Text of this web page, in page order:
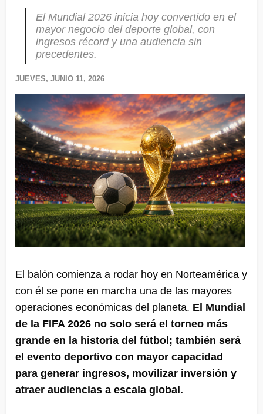
El Mundial 2026 inicia hoy convertido en el
mayor negocio del deporte global, con
ingresos récord y una audiencia sin
precedentes.
JUEVES, JUNIO 11, 2026
El balón comienza a rodar hoy en Norteamérica y
con él se pone en marcha una de las mayores
operaciones económicas del planeta. El Mundial
de la FIFA 2026 no solo será el torneo más
grande en la historia del fútbol; también será
el evento deportivo con mayor capacidad
para generar ingresos, movilizar inversión y
atraer audiencias a escala global.